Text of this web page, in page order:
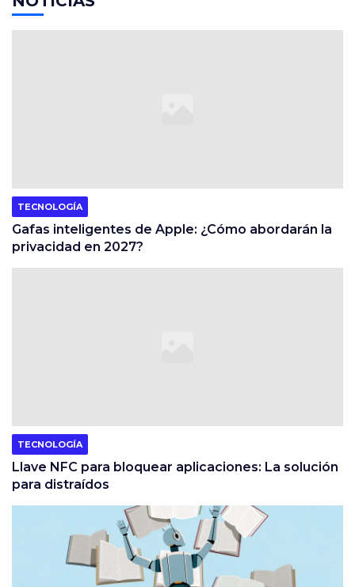
TECNOLOGÍA
Gafas inteligentes de Apple: ¿Cómo abordarán la
privacidad en 2027?
TECNOLOGÍA
Llave NFC para bloquear aplicaciones: La solución
para distraídos